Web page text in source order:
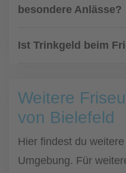
besondere Anlässe?
Ist Trinkgeld beim
Weitere
von Bielefeld
Hier findest du
Umgebung. Für